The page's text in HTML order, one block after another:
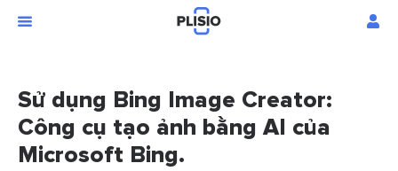
Sử dụng Bing Image Creator:
Công cụ tạo ảnh bằng AI của
Microsoft Bing.